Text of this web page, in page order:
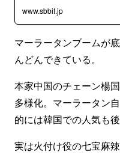
www.sbbit.jp
マーラータンブームが
んどんできている。
本家中国のチェーン楊
多様化。マーラータン
的には韓国での人気も後
実は火付け役の七宝麻